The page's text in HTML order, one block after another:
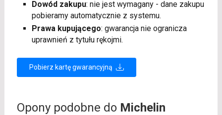
Dowód zakupu: nie jest wymagany - dane zakupu
pobieramy automatycznie z systemu.
Prawa kupującego: gwarancja nie ogranicza
uprawnień z tytułu rękojmi.
Pobierz kartę gwarancyjną
Opony podobne do Michelin